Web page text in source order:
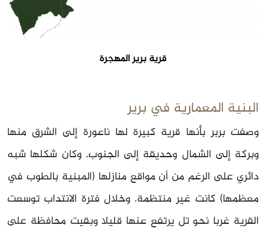
قرية برير المهجرة
البنية المعمارية في برير
وصفت بربر بأنها قرية كبيرة لها ناعورة إلى الشرق منها
وبركة إلى الشمال وحديقة إلى الجنوب. وكان شكلها شبه
دائري على الرغم من أن مواقع منازلها (المبنية بالطوب في
معظمها) كانت غير منتظمة. وخلال فترة الانتداب توسعت
القرية غربا نحو تل يرتفع عنها قليلا وبقيت محافظة على